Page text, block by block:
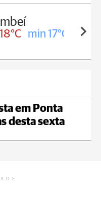
min 17°C
em Ponta
desta sexta